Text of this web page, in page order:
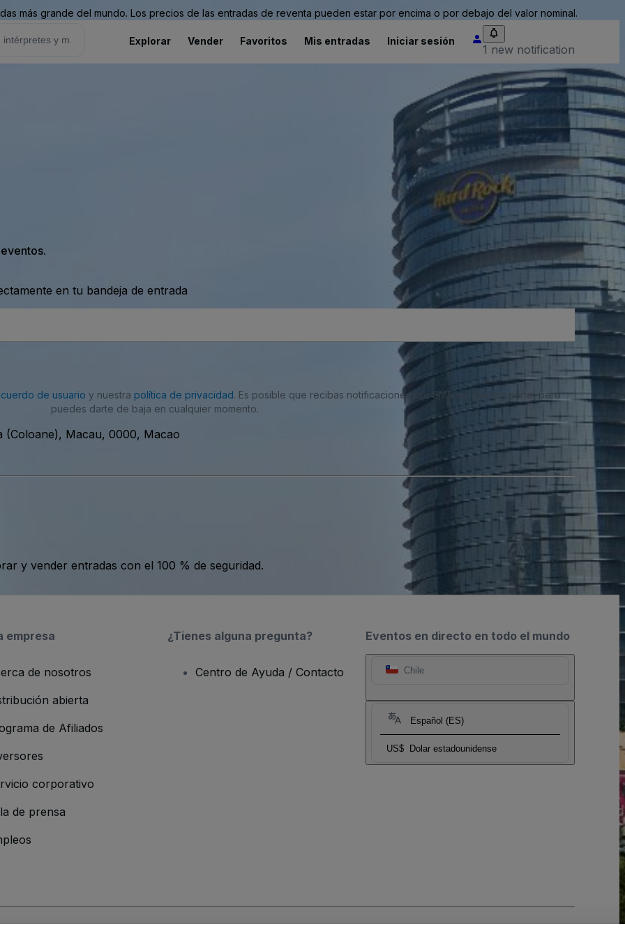
más grande del mundo. Los precios de las entradas de reventa pueden estar por encima o por debajo del valor nominal.
Explorar Vender Favoritos Mis entradas Iniciar sesión
1 new notification
en tu bandeja de entrada
de usuario y nuestra política de privacidad. Es posible que recibas notificaciones por SMS de nuestra parte, pero
puedes darte de baja en cualquier momento.
(Coloane), Macau, 0000, Macao
y vender entradas con el 100 % de seguridad.
Eventos en directo en todo el mundo
Chile
Español (ES)
US$ Dolar estadounidense
empresa
de nosotros
abierta
de Afiliados
corporativo
de prensa
¿Tienes alguna pregunta?
Centro de Ayuda / Contacto